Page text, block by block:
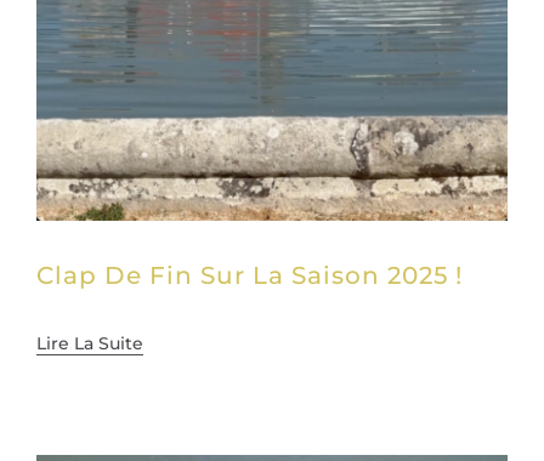
Clap De Fin Sur La Saison 2025 !
Lire La Suite